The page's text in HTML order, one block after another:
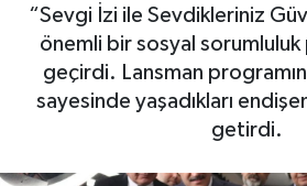
“Sevgi İzi ile Sevdikleriniz
önemli bir sosyal
geçirdi. Lansman
sayesinde yaşadıkları
getirdi.